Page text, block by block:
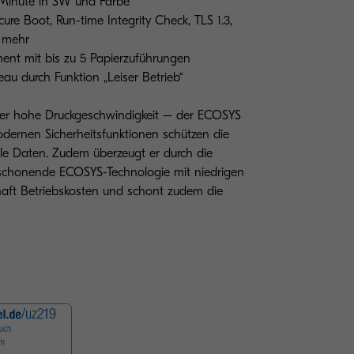
Boot, Run-time Integrity Check, TLS 1.3,
mehr
mit bis zu 5 Papierzuführungen
durch Funktion „Leiser Betrieb“
hohe Druckgeschwindigkeit – der ECOSYS
Sicherheitsfunktionen schützen die
Daten. Zudem überzeugt er durch die
ECOSYS-Technologie mit niedrigen
Betriebskosten und schont zudem die